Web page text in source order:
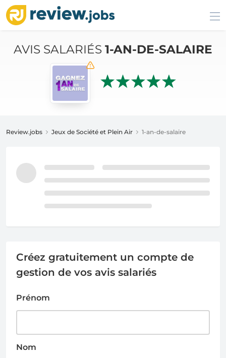
AVIS SALARIÉS 1-AN-DE-SALAIRE
Review.jobs Jeux de Société et Plein Air 1-an-de-salaire
Créez gratuitement un compte de
gestion de vos avis salariés
Prénom
Nom